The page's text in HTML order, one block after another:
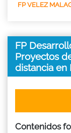
FP VELEZ
FP
Proyectos
distancia en
Contenidos